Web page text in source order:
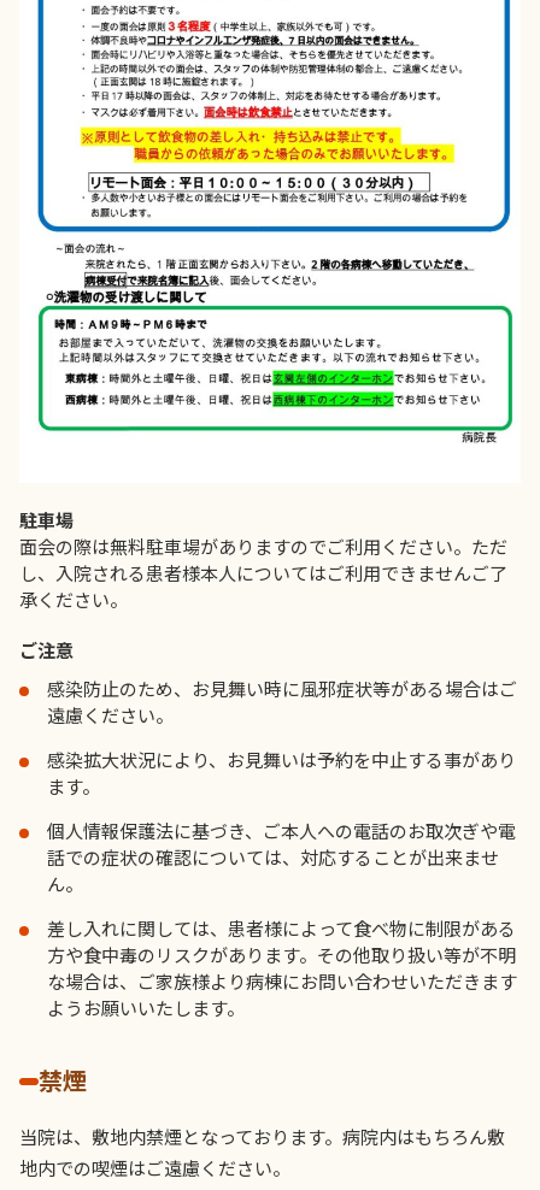
駐車場
面会の際は無料駐車場がありますのでご利用ください。ただ
し、入院される患者様本人についてはご利用できませんご了
承ください。
ご注意
感染防止のため、お見舞い時に風邪症状等がある場合はご
遠慮ください。
感染拡大状況により、お見舞いは予約を中止する事があり
ます。
個人情報保護法に基づき、ご本人への電話のお取次ぎや電
話での症状の確認については、対応することが出来ませ
ん。
差し入れに関しては、患者様によって食べ物に制限がある
方や食中毒のリスクがあります。その他取り扱い等が不明
な場合は、ご家族様より病棟にお問い合わせいただきます
ようお願いいたします。
禁煙
当院は、敷地内禁煙となっております。病院内はもちろん敷
地内での喫煙はご遠慮ください。